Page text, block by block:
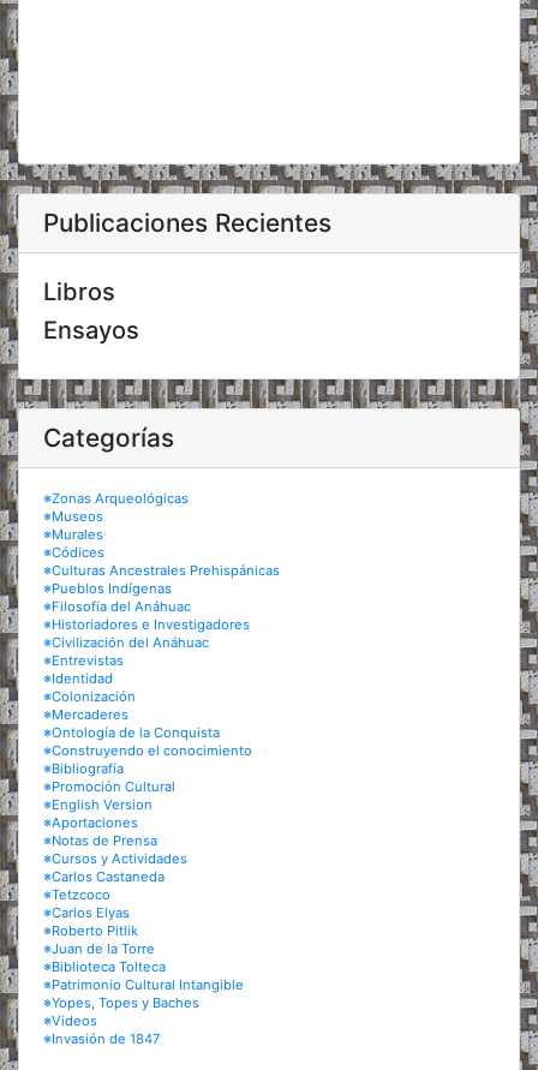
Publicaciones Recientes
Libros
Ensayos
Categorías
※Zonas Arqueológicas
※Museos
※Murales
※Códices
※Culturas Ancestrales Prehispánicas
※Pueblos Indígenas
※Filosofía del Anáhuac
※Historiadores e Investigadores
※Civilización del Anáhuac
※Entrevistas
※Identidad
※Colonización
※Mercaderes
※Ontología de la Conquista
※Construyendo el conocimiento
※Bibliografía
※Promoción Cultural
※English Version
※Aportaciones
※Notas de Prensa
※Cursos y Actividades
※Carlos Castaneda
※Tetzcoco
※Carlos Elyas
※Roberto Pitlik
※Juan de la Torre
※Biblioteca Tolteca
※Patrimonio Cultural Intangible
※Yopes, Topes y Baches
※Videos
※Invasión de 1847